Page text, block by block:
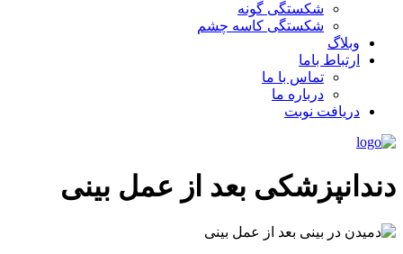
شکستگی گونه
شکستگی کاسه چشم
وبلاگ
ارتباط باما
تماس با ما
درباره ما
دریافت نوبت
دندانپزشکی بعد از عمل بینی